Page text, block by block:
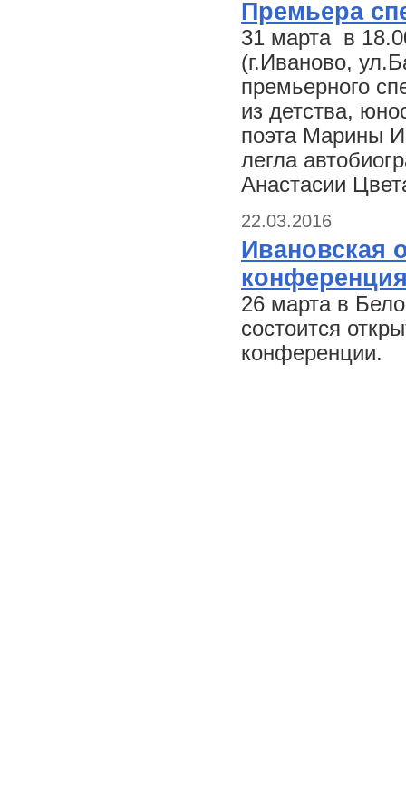
Премьера
31 марта в
(г.Иваново,
премьерного
из детства,
поэта Марины
легла
Анастасии
22.03.2016
Ивановская
26 марта в
состоится
конференции.